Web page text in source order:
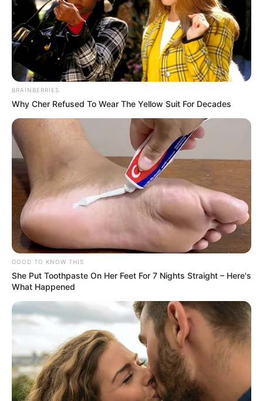
Qızılın qiyməti yeni rekordunuqırdı
0 0
09:30 / 06 Avqust 2026 CƏMİYYƏT
Ağır QƏZA:ölən var
47 0 0
BRAINBERRIES
Why Cher Refused To Wear The Yellow Suit For Decades
GOOD TO KNOW THIS
She Put Toothpaste On Her Feet For 7 Nights Straight – Here's
What Happened